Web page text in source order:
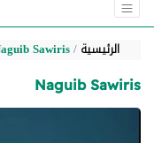
الرئيسية Sawiris
Naguib Sawiris